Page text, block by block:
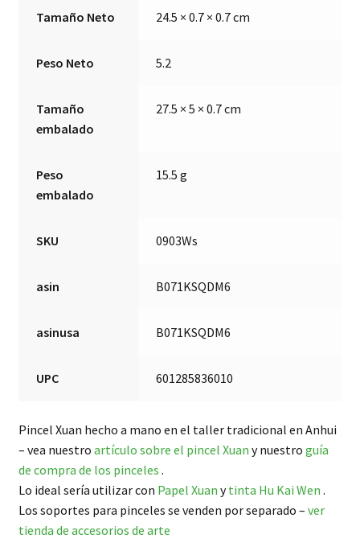
Tamaño Neto 24.5 × 0.7 × 0.7 cm
Peso Neto 5.2
Tamaño
embalado
27.5 × 5 × 0.7 cm
Peso
embalado
15.5 g
SKU 0903Ws
asin B071KSQDM6
asinusa B071KSQDM6
UPC 601285836010
Pincel Xuan hecho a mano en el taller tradicional en Anhui
– vea nuestro artículo sobre el pincel Xuan y nuestro guía
de compra de los pinceles .
Lo ideal sería utilizar con Papel Xuan ytinta Hu Kai Wen .
Los soportes para pinceles se venden por separado – ver
tienda de accesorios de arte